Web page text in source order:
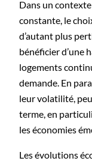
Dans un
constante, le
d’autant plus
bénéficier d’une
logements
demande. En
leur volatilité,
terme, en
les économies
Les évolutions